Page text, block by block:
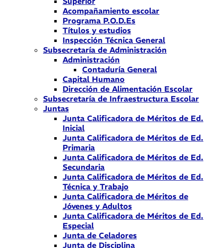
Acompañamiento escolar
Programa P.O.D.Es
Títulos y estudios
Inspección Técnica General
Subsecretaría de Administración
Administración
Contaduría General
Capital Humano
Dirección de Alimentación Escolar
Subsecretaría de Infraestructura Escolar
Juntas
Junta Calificadora de Méritos de Ed.
Inicial
Junta Calificadora de Méritos de Ed.
Primaria
Junta Calificadora de Méritos de Ed.
Secundaria
Junta Calificadora de Méritos de Ed.
Técnica y Trabajo
Junta Calificadora de Méritos de
Jóvenes y Adultos
Junta Calificadora de Méritos de Ed.
Especial
Junta de Celadores
Junta de Disciplina